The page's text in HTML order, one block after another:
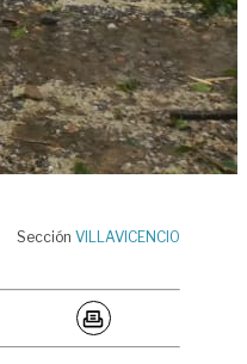
Sección VILLAVICENCIO